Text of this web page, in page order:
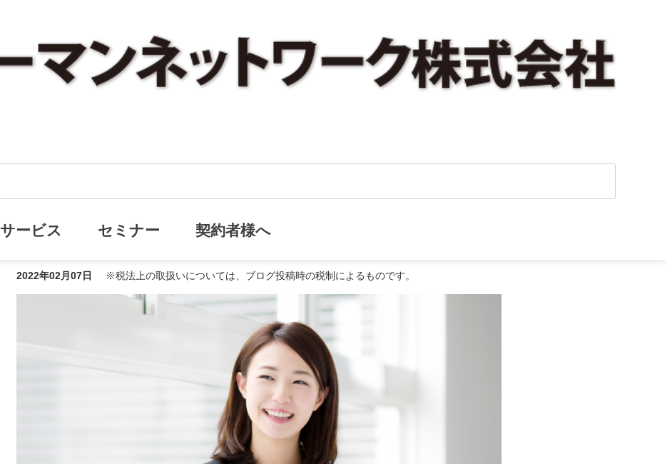
サービス セミナー 契約者様へ
2022年02月07日 ※税法上の取扱いについては、ブログ投稿時の税制によるものです。